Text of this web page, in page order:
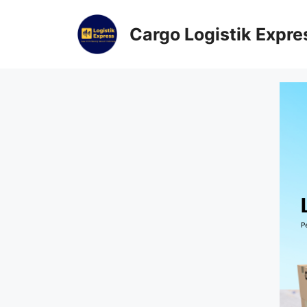
Cargo Logistik